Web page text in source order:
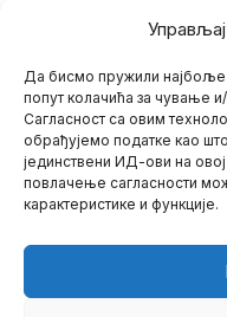
Да бисмо пружили најбоље
попут колачића за чување
Сагласност са овим
обрађујемо податке као
јединствени ИД-ови на
повлачење сагласности
карактеристике и функције.
Mario zna Youtube
BRISEL:
NA
COVID
)
Hiljade
ulice
broj